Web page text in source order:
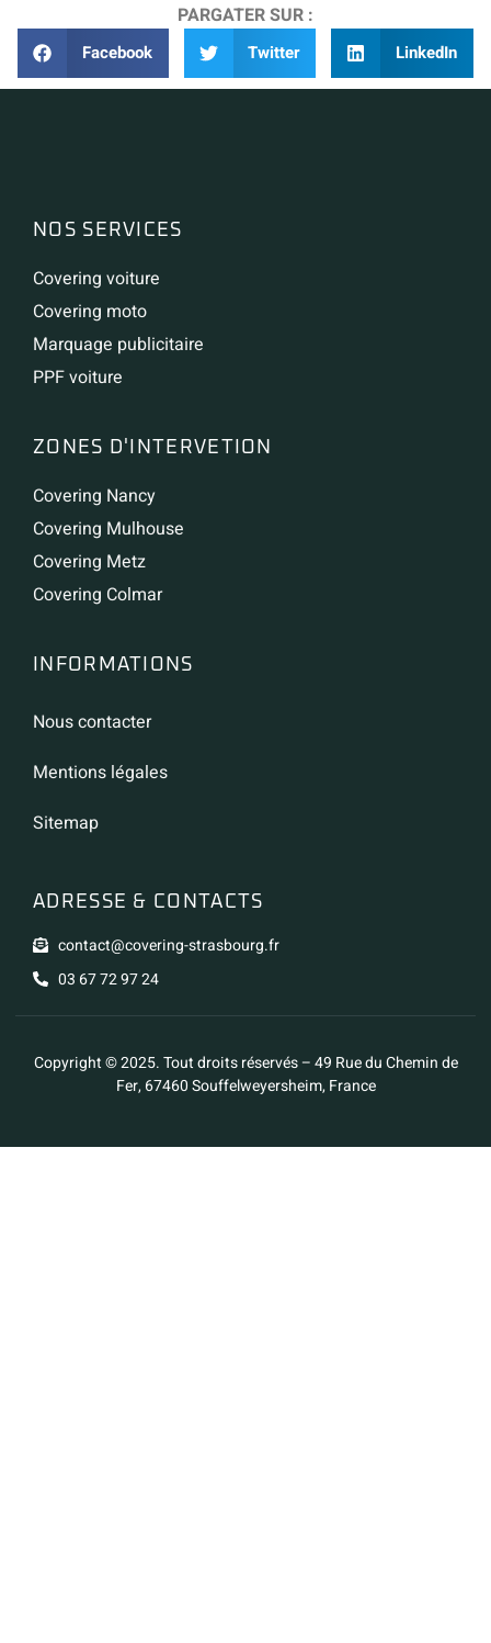
PARGATER SUR :
Facebook Twitter LinkedIn
NOS SERVICES
Covering voiture
Covering moto
Marquage publicitaire
PPF voiture
ZONES D'INTERVETION
Covering Nancy
Covering Mulhouse
Covering Metz
Covering Colmar
INFORMATIONS
Nous contacter
Mentions légales
Sitemap
ADRESSE & CONTACTS
contact@covering-strasbourg.fr
03 67 72 97 24
Copyright © 2025. Tout droits réservés – 49 Rue du Chemin de
Fer, 67460 Souffelweyersheim, France